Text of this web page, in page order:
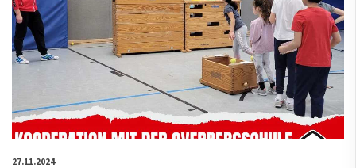
27.11.2024